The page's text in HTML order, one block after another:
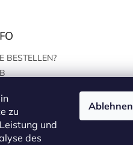
zu
und
des
Ablehnen
BESTELLEN?
ANGABEN